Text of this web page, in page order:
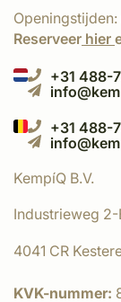
Reserveer hier
+31 488-
+31 488-
KempíQ B.V.
Industrieweg 2-
4041 CR
KVK-nummer: